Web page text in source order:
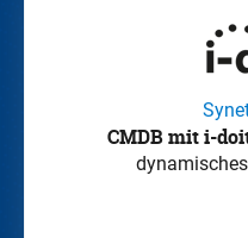
CMDB mit i-